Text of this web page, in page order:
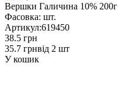
Вершки Галичина 10% 200г
Фасовка: шт.
Артикул:619450
38.5 грн
35.7 грнвід 2 шт
У кошик